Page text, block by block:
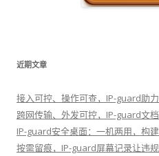
近期文章
接入可控、操作可查，IP-guard助
跨网传输、外发可控，IP-guard文
IP-guard安全桌面：一机两用，构
按需留痕，IP-guard屏幕记录让违